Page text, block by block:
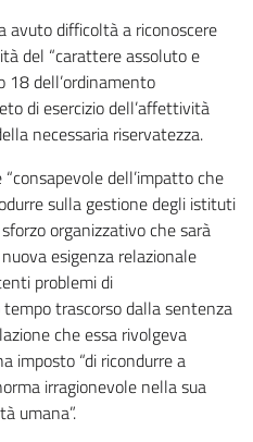
avuto difficoltà a riconoscere
del “carattere assoluto e
18 dell’ordinamento
di esercizio dell’affettività
necessaria riservatezza.
dell’impatto che
sulla gestione degli istituti
organizzativo che sarà
esigenza relazionale
problemi di
trascorso dalla sentenza
che essa rivolgeva
imposto “di ricondurre a
irragionevole nella sua
umana”.